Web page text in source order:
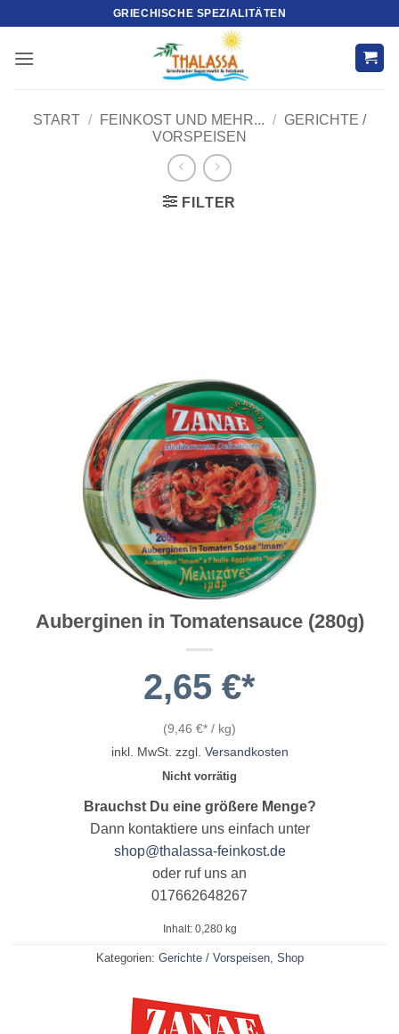
springen
GRIECHISCHE SPEZIALITÄTEN
START / FEINKOST UND MEHR... /
GERICHTE /
VORSPEISEN
FILTER
Auberginen in Tomatensauce (280g)
2,65 €
(9,46 € / kg)
inkl. MwSt. zzgl. Versandkosten
Nicht vorrätig
Brauchst Du eine größere Menge?
Dann kontaktiere uns einfach unter
shop@thalassa-feinkost.de
oder ruf uns an
017662648267
Inhalt: 0,280 kg
Kategorien: Gerichte / Vorspeisen, Shop